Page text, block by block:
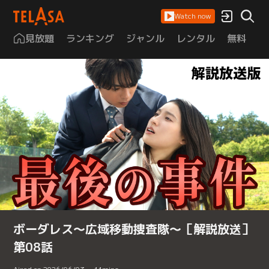
Watch now
見放題 ランキング ジャンル レンタル 無料
ボーダレス～広域移動捜査隊～［解説放送］
第08話